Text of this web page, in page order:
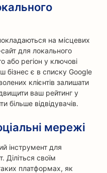
на місцевих
сайт для локального
регіон у ключові
бізнес є в списку Google
клієнтів залишати
ваш рейтинг у
більше відвідувачів.
мережі
інструмент для
Діліться своїм
платформах, як